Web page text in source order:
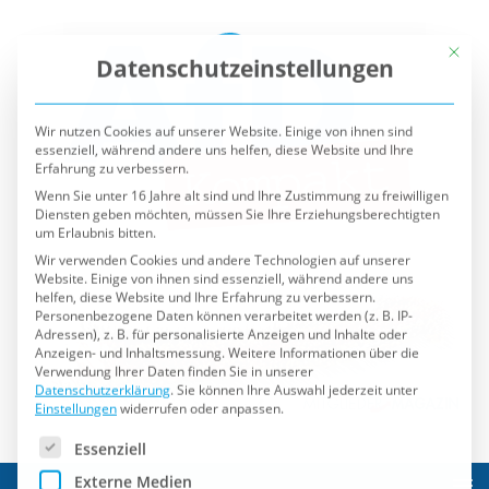
Datenschutzeinstellungen
essenziell, während andere uns helfen, diese Website und Ihre
Erfahrung zu verbessern.
Wenn Sie unter 16 Jahre alt sind und Ihre Zustimmung zu freiwilligen
Diensten geben möchten, müssen Sie Ihre Erziehungsberechtigten
um Erlaubnis bitten.
Wir verwenden Cookies und andere Technologien auf unserer
Website. Einige von ihnen sind essenziell, während andere uns
helfen, diese Website und Ihre Erfahrung zu verbessern.
Personenbezogene Daten können verarbeitet werden (z. B. IP-
Adressen), z. B. für personalisierte Anzeigen und Inhalte oder
Anzeigen- und Inhaltsmessung.Weitere Informationen über die
Verwendung Ihrer Daten finden Sie in unserer
Datenschutzerklärung. Sie können Ihre Auswahl jederzeit unter
Einstellungenwiderrufen oder anpassen.